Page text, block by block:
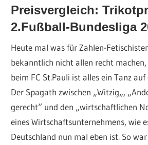
Preisvergleich:
2.Fußball-Bundesliga
Heute mal was für Zahlen-
bekanntlich nicht allen recht
beim FC St.Pauli ist alles ein Tanz
Der Spagath zwischen „Witzig„,
gerecht“ und den „wirtschaftlichen
eines Wirtschaftsunternehmens, wie
Deutschland nun mal eben ist. So